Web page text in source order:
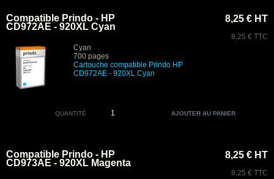
Compatible Prindo - HP
CD972AE - 920XL Cyan
Cyan
700 pages
Cartouche compatible Prindo HP
CD972AE - 920XL Cyan
8,25 € HT
8,25 € TTC
QUANTITÉ
Compatible Prindo - HP
CD973AE - 920XL Magenta
8,25 € HT
8,25 € TTC